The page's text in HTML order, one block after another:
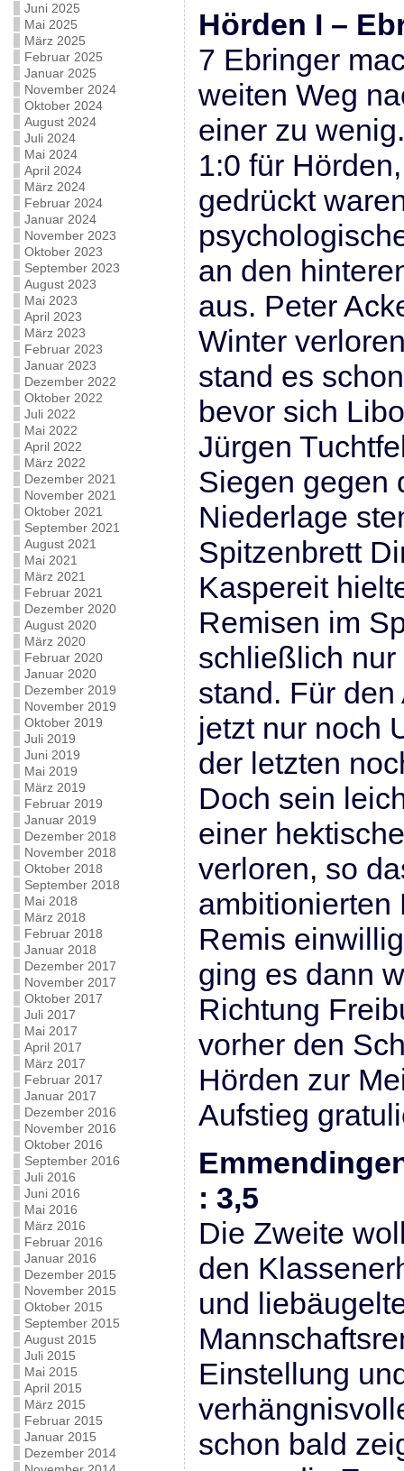
Juni 2025
Mai 2025
März 2025
Februar 2025
Januar 2025
November 2024
Oktober 2024
August 2024
Juli 2024
Mai 2024
April 2024
März 2024
Februar 2024
Januar 2024
November 2023
Oktober 2023
September 2023
August 2023
Mai 2023
April 2023
März 2023
Februar 2023
Januar 2023
Dezember 2022
Oktober 2022
Juli 2022
Mai 2022
April 2022
März 2022
Dezember 2021
November 2021
Oktober 2021
September 2021
August 2021
Mai 2021
März 2021
Februar 2021
Dezember 2020
August 2020
März 2020
Februar 2020
Januar 2020
Dezember 2019
November 2019
Oktober 2019
Juli 2019
Juni 2019
Mai 2019
März 2019
Februar 2019
Januar 2019
Dezember 2018
November 2018
Oktober 2018
September 2018
Mai 2018
März 2018
Februar 2018
Januar 2018
Dezember 2017
November 2017
Oktober 2017
Juli 2017
Mai 2017
April 2017
März 2017
Februar 2017
Januar 2017
Dezember 2016
November 2016
Oktober 2016
September 2016
Juli 2016
Juni 2016
Mai 2016
März 2016
Februar 2016
Januar 2016
Dezember 2015
November 2015
Oktober 2015
September 2015
August 2015
Juli 2015
Mai 2015
April 2015
März 2015
Februar 2015
Januar 2015
Dezember 2014
Hörden I –
7 Ebringer
weiten Weg
einer zu
1:0 für
gedrückt
an den
aus. Peter
Winter
stand es
bevor sich
Jürgen
Siegen gegen
Niederlage
Spitzenbrett
Kaspereit
Remisen im
schließlich
stand. Für
jetzt nur noch
der letzten
Doch sein
einer
verloren, so
ambitionierten
Remis
ging es dann
Richtung
vorher den
Hörden zur
Aufstieg
: 3,5
Die Zweite
den
und
Einstellung
schon bald